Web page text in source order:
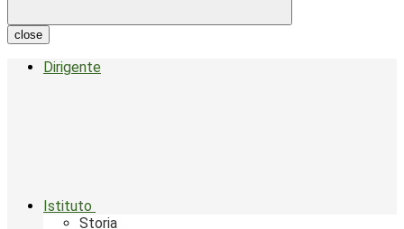
close
Dirigente
Istituto
Storia